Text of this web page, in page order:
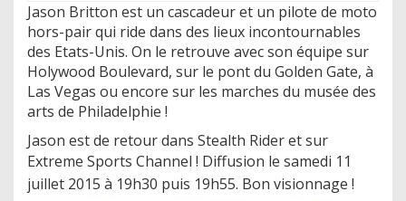
Jason Britton est un cascadeur et un pilote de moto
hors-pair qui ride dans des lieux incontournables
des Etats-Unis. On le retrouve avec son équipe sur
Holywood Boulevard, sur le pont du Golden Gate, à
Las Vegas ou encore sur les marches du musée des
arts de Philadelphie !
Jason est de retour dans Stealth Rider et sur
Extreme Sports Channel ! Diffusion le samedi 11
juillet 2015 à 19h30 puis 19h55. Bon visionnage !